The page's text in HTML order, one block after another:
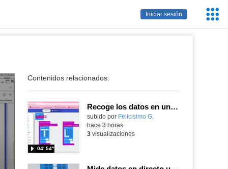
Iniciar sesión
Contenidos relacionados:
Recoge los datos en una gráfica programando tu placa microbit con MakeCode y conoce la Tª y nivel de luz en este eclipse
Contenido educativo.
subido por Felicisimo G.
04′ 54″
hace 3 horas
3visualizaciones